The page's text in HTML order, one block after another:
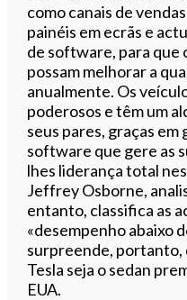
como canais de
painéis em ecrãs e
de software, para que
possam melhorar a
anualmente. Os
poderosos e têm um
seus pares, graças
software que gere as
lhes liderança total
Jeffrey Osborne,
entanto, classifica as
«desempenho abaixo
surpreende, portanto,
Tesla seja o sedan
EUA.